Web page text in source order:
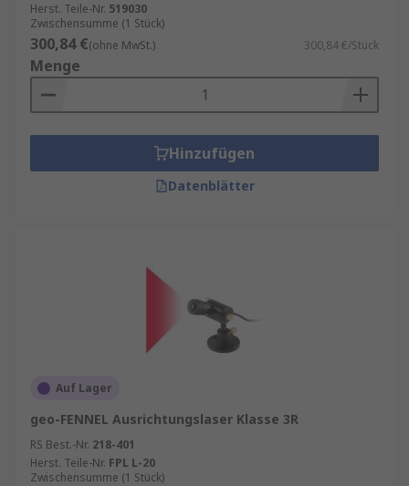
Herst. Teile-Nr. 519030
Zwischensumme (1 Stück)
300,84 €(ohne MwSt.) 300,84 €/Stück
Menge
Hinzufügen
Datenblätter
Auf Lager
geo-FENNEL Ausrichtungslaser Klasse 3R
RS Best.-Nr. 218-401
Herst. Teile-Nr. FPL L-20
Zwischensumme (1 Stück)